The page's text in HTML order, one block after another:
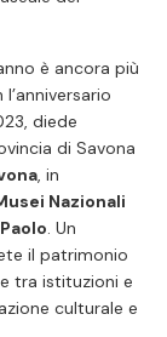
è ancora più
diede
di Savona
, in
Nazionali
. Un
il patrimonio
tra istituzioni e
culturale e